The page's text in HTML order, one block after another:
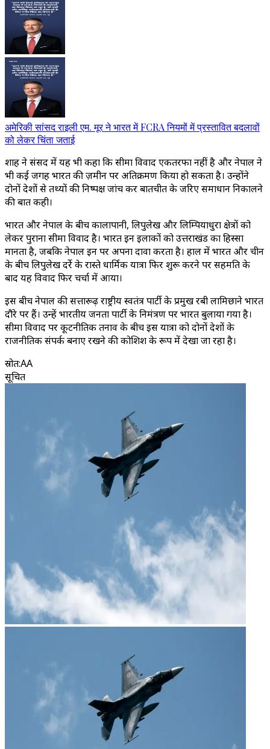
अमेरिकी सांसद राइली एम. मूर ने भारत में FCRA नियमों में प्रस्तावित बदलावों
को लेकर चिंता जताई
शाह ने संसद में यह भी कहा कि सीमा विवाद एकतरफा नहीं है और नेपाल ने
भी कई जगह भारत की ज़मीन पर अतिक्रमण किया हो सकता है। उन्होंने
दोनों देशों से तथ्यों की निष्पक्ष जांच कर बातचीत के जरिए समाधान निकालने
की बात कही।
भारत और नेपाल के बीच कालापानी, लिपुलेख और लिम्पियाधुरा क्षेत्रों को
लेकर पुराना सीमा विवाद है। भारत इन इलाकों को उत्तराखंड का हिस्सा
मानता है, जबकि नेपाल इन पर अपना दावा करता है। हाल में भारत और चीन
के बीच लिपुलेख दर्रे के रास्ते धार्मिक यात्रा फिर शुरू करने पर सहमति के
बाद यह विवाद फिर चर्चा में आया।
इस बीच नेपाल की सत्तारूढ़ राष्ट्रीय स्वतंत्र पार्टी के प्रमुख रबी लामिछाने भारत
दौरे पर हैं। उन्हें भारतीय जनता पार्टी के निमंत्रण पर भारत बुलाया गया है।
सीमा विवाद पर कूटनीतिक तनाव के बीच इस यात्रा को दोनों देशों के
राजनीतिक संपर्क बनाए रखने की कोशिश के रूप में देखा जा रहा है।
स्रोत:AA
सूचित